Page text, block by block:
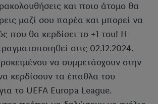
και ποιο άτομο θα
μαζί σου παρέα και μπορεί να
που θα κερδίσει το +1 του! Η
στις 02.12.2024.
να συμμετάσχουν στην
κερδίσουν τα έπαθλα του
το UEFA Europa League.